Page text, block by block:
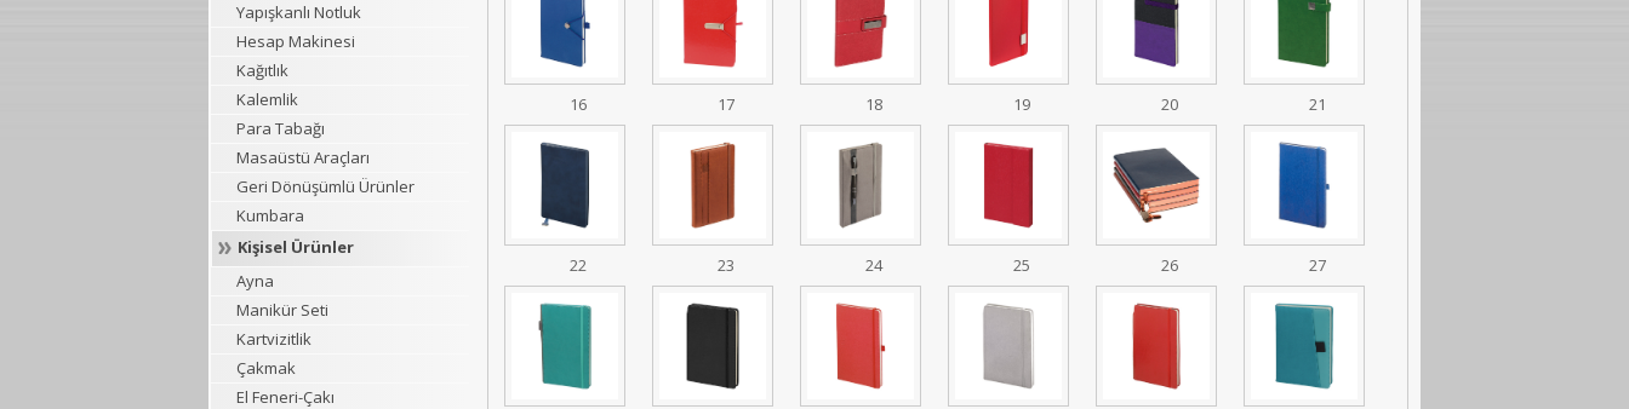
Yapışkanlı Notluk
Hesap Makinesi
Kağıtlık
Kalemlik
Para Tabağı
Masaüstü Araçları
Geri Dönüşümlü Ürünler
Kumbara
Kişisel Ürünler
Ayna
Manikür Seti
Kartvizitlik
Çakmak
El Feneri-Çakı
16 17 18 19 20 21
22 23 24 25 26 27